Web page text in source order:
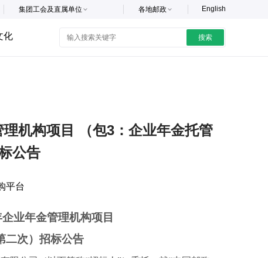
English
各地邮政
集团工会及直属单位
化 搜索
理机构项目 （包3：企业年金托管
公告
平台
业年金管理机构项目
二次）招标公告